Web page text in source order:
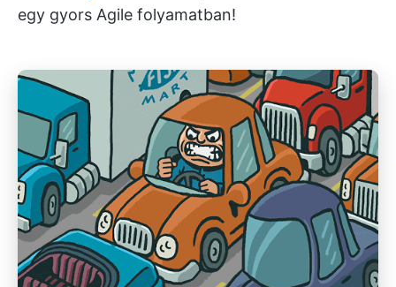
egy gyors Agile folyamatban!